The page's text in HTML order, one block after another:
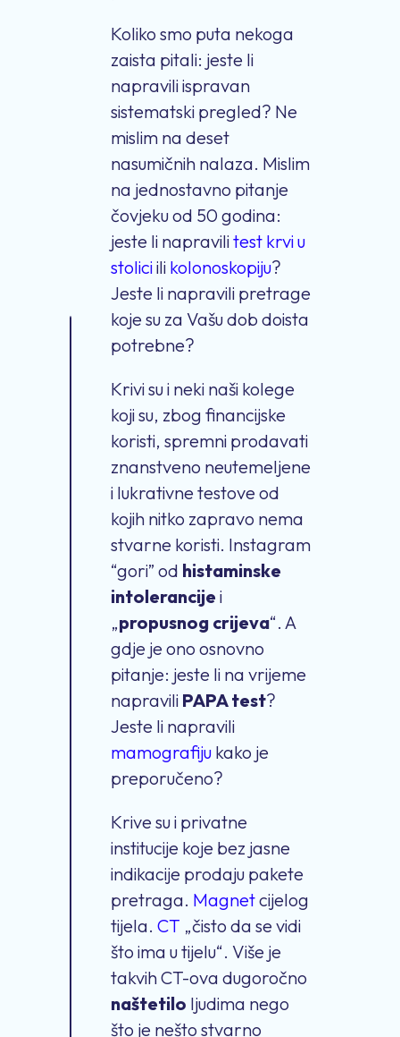
Koliko smo puta nekoga
zaista pitali: jeste li
napravili ispravan
sistematski pregled? Ne
mislim na deset
nasumičnih nalaza. Mislim
na jednostavno pitanje
čovjeku od 50 godina:
jeste li napravilitest krvi u
stoliciili kolonoskopiju?
Jeste li napravili pretrage
koje su za Vašu dob doista
potrebne?
Krivi su i neki naši kolege
koji su, zbog financijske
koristi, spremni prodavati
znanstveno neutemeljene
i lukrativne testove od
kojih nitko zapravo nema
stvarne koristi. Instagram
“gori” od histaminske
intolerancije i
„propusnog crijeva“. A
gdje je ono osnovno
pitanje: jeste li na vrijeme
napravili PAPA test?
Jeste li napravili
mamografiju kako je
preporučeno?
Krive su i privatne
institucije koje bez jasne
indikacije prodaju pakete
pretraga. Magnetcijelog
tijela.CT „čisto da se vidi
što ima u tijelu“. Više je
takvih CT-ova dugoročno
naštetilo ljudima nego
što je nešto stvarno